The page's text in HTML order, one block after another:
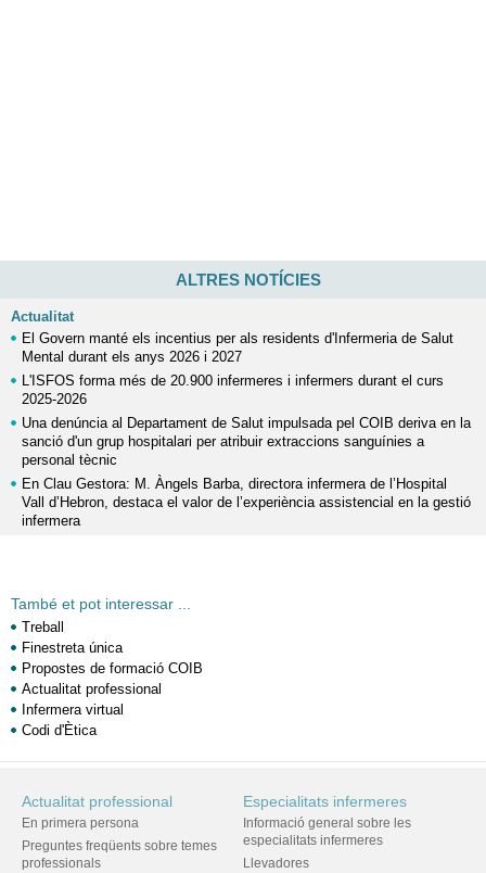
ALTRES NOTÍCIES
Actualitat
El Govern manté els incentius per als residents d'Infermeria de Salut
Mental durant els anys 2026 i 2027
L'ISFOS forma més de 20.900 infermeres i infermers durant el curs
2025-2026
Una denúncia al Departament de Salut impulsada pel COIB deriva en la
sanció d'un grup hospitalari per atribuir extraccions sanguínies a
personal tècnic
En Clau Gestora: M. Àngels Barba, directora infermera de l’Hospital
Vall d’Hebron, destaca el valor de l’experiència assistencial en la gestió
infermera
També et pot interessar ...
Treball
Finestreta única
Propostes de formació COIB
Actualitat professional
Infermera virtual
Codi d'Ètica
Actualitat professional
En primera persona
Preguntes freqüents sobre temes
professionals
Especialitats infermeres
Informació general sobre les
especialitats infermeres
Llevadores